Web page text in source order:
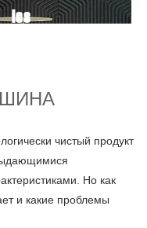
ics
чистый продукт
Но как
и какие проблемы